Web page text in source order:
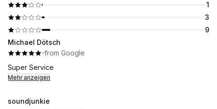
1
3
9
Michael Dötsch
··from Google
Super Service
Mehr anzeigen
soundjunkie